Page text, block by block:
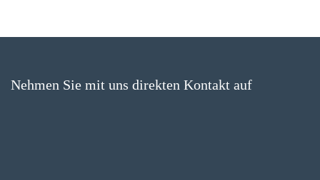
Nehmen Sie mit uns direkten Kontakt auf